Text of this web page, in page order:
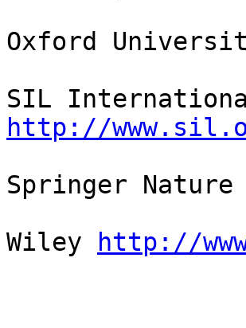
Oxford
http://
Springer Nature
Wiley
http://